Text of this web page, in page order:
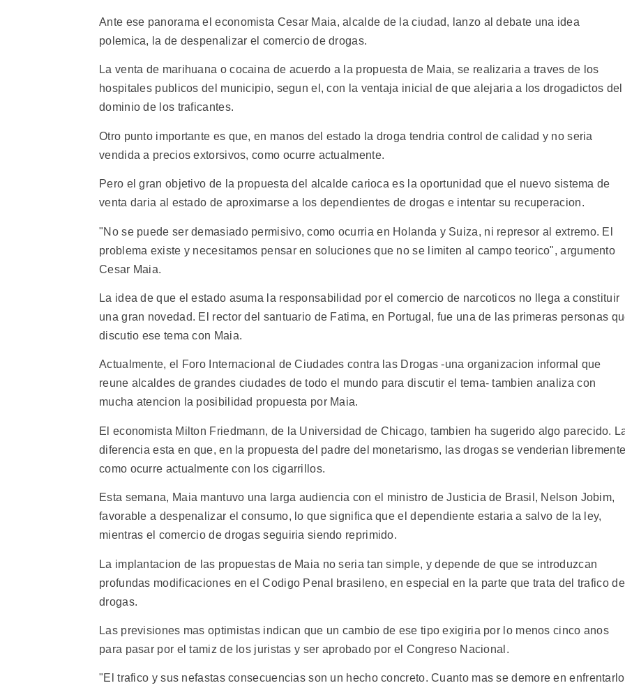
Ante ese panorama el economista Cesar Maia, alcalde de la ciudad, lanzo al debate una idea
polemica, la de despenalizar el comercio de drogas.
La venta de marihuana o cocaina de acuerdo a la propuesta de Maia, se realizaria a traves de los
hospitales publicos del municipio, segun el, con la ventaja inicial de que alejaria a los drogadictos del
dominio de los traficantes.
Otro punto importante es que, en manos del estado la droga tendria control de calidad y no seria
vendida a precios extorsivos, como ocurre actualmente.
Pero el gran objetivo de la propuesta del alcalde carioca es la oportunidad que el nuevo sistema de
venta daria al estado de aproximarse a los dependientes de drogas e intentar su recuperacion.
"No se puede ser demasiado permisivo, como ocurria en Holanda y Suiza, ni represor al extremo. El
problema existe y necesitamos pensar en soluciones que no se limiten al campo teorico", argumento
Cesar Maia.
La idea de que el estado asuma la responsabilidad por el comercio de narcoticos no llega a constituir
una gran novedad. El rector del santuario de Fatima, en Portugal, fue una de las primeras personas
discutio ese tema con Maia.
Actualmente, el Foro Internacional de Ciudades contra las Drogas -una organizacion informal que
reune alcaldes de grandes ciudades de todo el mundo para discutir el tema- tambien analiza con
mucha atencion la posibilidad propuesta por Maia.
El economista Milton Friedmann, de la Universidad de Chicago, tambien ha sugerido algo parecido.
diferencia esta en que, en la propuesta del padre del monetarismo, las drogas se venderian
como ocurre actualmente con los cigarrillos.
Esta semana, Maia mantuvo una larga audiencia con el ministro de Justicia de Brasil, Nelson Jobim,
favorable a despenalizar el consumo, lo que significa que el dependiente estaria a salvo de la ley,
mientras el comercio de drogas seguiria siendo reprimido.
La implantacion de las propuestas de Maia no seria tan simple, y depende de que se introduzcan
profundas modificaciones en el Codigo Penal brasileno, en especial en la parte que trata del trafico de
drogas.
Las previsiones mas optimistas indican que un cambio de ese tipo exigiria por lo menos cinco anos
para pasar por el tamiz de los juristas y ser aprobado por el Congreso Nacional.
"El trafico y sus nefastas consecuencias son un hecho concreto. Cuanto mas se demore en